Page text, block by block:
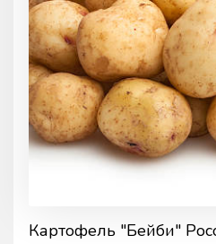
Картофель "Бейби"